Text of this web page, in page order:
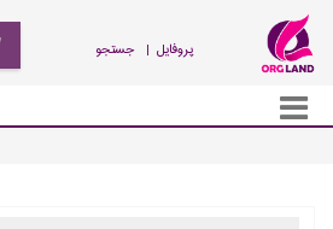
جستجو | پروفایل